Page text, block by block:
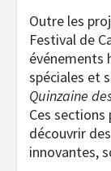
Outre les
Festival de
événements
spéciales et
Quinzaine
Ces
découvrir
innovantes,